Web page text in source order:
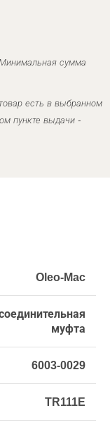
сумма
есть в выбранном
пункте выдачи -
Oleo-Mac
муфта
6003-0029
TR111E